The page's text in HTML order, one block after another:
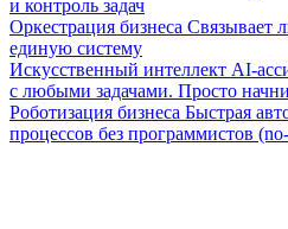
и контроль задач
Оркестрация бизнеса Связывает
единую систему
Искусственный интеллект AI-
с любыми задачами. Просто
Роботизация бизнеса Быстрая
процессов без программистов